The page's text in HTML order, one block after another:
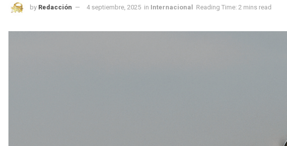
by Redacción 4 septiembre, 2025 in Internacional Reading Time: 2 mins read